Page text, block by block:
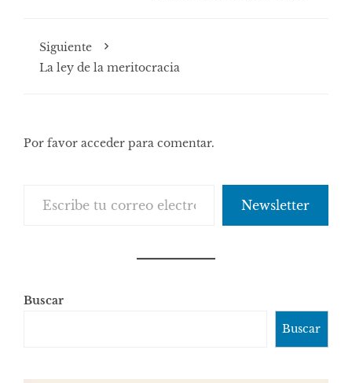
Siguiente
La ley de la meritocracia
Por favor acceder para comentar.
Newsletter
Buscar
Buscar